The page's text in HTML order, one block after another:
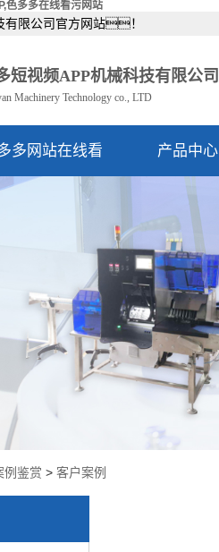
色多多在线看污网站
有限公司官方网站！
短视频APP机械科技有限公司
Machinery Technology co., LTD
多网站在线看
公司简介
产品中心
例鉴赏 > 客户案例